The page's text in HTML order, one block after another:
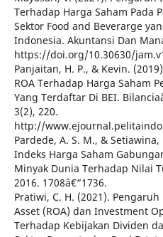
Terhadap Harga Saham Pada
Sektor Food and Beverarge
Indonesia. Akuntansi Dan
https://doi.org/10.30630/
Panjaitan, H. P., & Kevin.
ROA Terhadap Harga Saham
Yang Terdaftar Di BEI.
3(2), 220.
http://
Pardede, A. S. M., &
Indeks Harga Saham
Minyak Dunia Terhadap Nilai
2016. 1708â€“1736.
Pratiwi, C. H. (2021).
Asset (ROA) dan Investment
Terhadap Kebijakan Dividen